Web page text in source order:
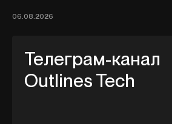
06.08.2026
Телеграм-канал
Outlines Tech